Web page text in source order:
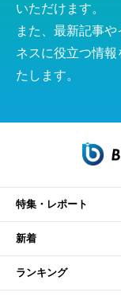
いただけます。
また、最新記事
ネスに役立つ情
たします。
特集・レポート
新着
ランキング